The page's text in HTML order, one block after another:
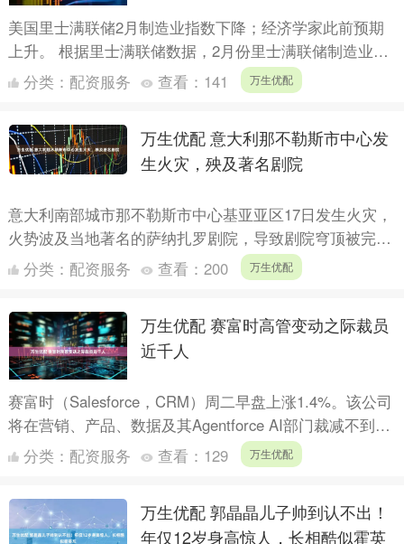
美国里士满联储2月制造业指数下降；经济学家此前预期
上升。 根据里士满联储数据，2月份里士满联储制造业指
数从1月的-6降至-10（预期为-5）。 6位经济学家的预....
分类： 配资服务 查看： 141 万生优配
万生优配 意大利那不勒斯市中心发
生火灾，殃及著名剧院
意大利南部城市那不勒斯市中心基亚亚区17日发生火灾，
火势波及当地著名的萨纳扎罗剧院，导致剧院穹顶被完全
烧毁，多名居民因吸入浓烟被送往医院接受治疗。 据意
大利《晚....
分类： 配资服务 查看： 200 万生优配
万生优配 赛富时高管变动之际裁员
近千人
赛富时（Salesforce，CRM）周二早盘上涨1.4%。该公司
将在营销、产品、数据及其Agentforce AI部门裁减不到
1000个岗位，同时进行领导层调....
分类： 配资服务 查看： 129 万生优配
万生优配 郭晶晶儿子帅到认不出！
年仅12岁身高惊人，长相酷似霍英